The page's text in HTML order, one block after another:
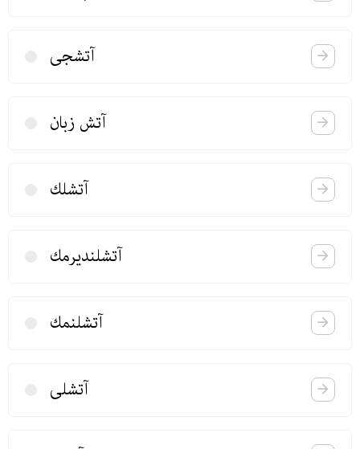
آتشجی
آتش زبان
آتشلك
آتشلندیرمك
آتشلنمك
آتشلی